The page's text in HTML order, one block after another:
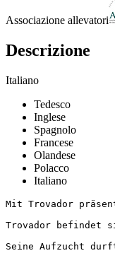
Associazione allevatori
Descrizione
Italiano
Tedesco
Inglese
Spagnolo
Francese
Olandese
Polacco
Italiano
Mit Trovador
Trovador befindet
Seine Aufzucht